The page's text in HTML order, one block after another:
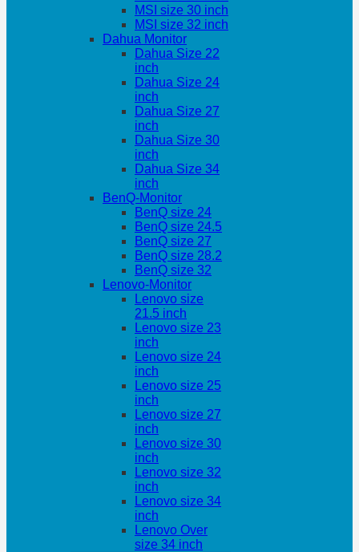
MSI size 30 inch
MSI size 32 inch
Dahua Monitor
Dahua Size 22
inch
Dahua Size 24
inch
Dahua Size 27
inch
Dahua Size 30
inch
Dahua Size 34
inch
BenQ-Monitor
BenQ size 24
BenQ size 24.5
BenQ size 27
BenQ size 28.2
BenQ size 32
Lenovo-Monitor
Lenovo size
21.5 inch
Lenovo size 23
inch
Lenovo size 24
inch
Lenovo size 25
inch
Lenovo size 27
inch
Lenovo size 30
inch
Lenovo size 32
inch
Lenovo size 34
inch
Lenovo Over
size 34 inch